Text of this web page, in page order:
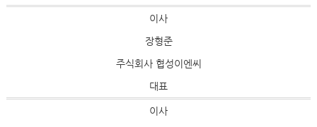
이사
장형준
주식회사 협성이엔씨
대표
이사